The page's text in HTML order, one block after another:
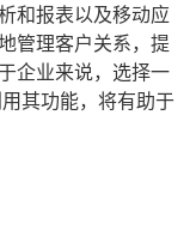
和报表以及移动应
管理客户关系，提
企业来说，选择一
其功能，将有助于